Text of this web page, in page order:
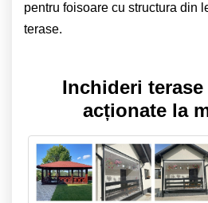
pentru foisoare cu structura din
terase.
Inchideri
acționate la